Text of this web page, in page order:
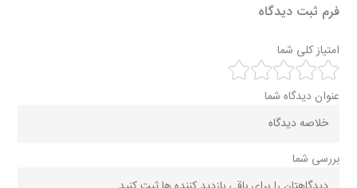
فرم ثبت دیدگاه
امتیاز کلی شما
عنوان دیدگاه شما
بررسی شما